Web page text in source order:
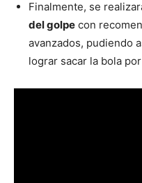
Finalmente, se
del golpe con
avanzados, pudiendo
lograr sacar la bola